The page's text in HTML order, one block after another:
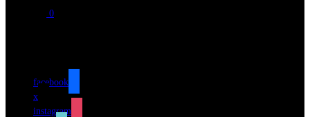
0
facebook
x
instagram